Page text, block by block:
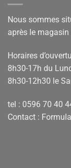
Nous sommes
après le
Horaires
8h30-17h du
8h30-12h30 le
tel : 0596 70 40
Contact :